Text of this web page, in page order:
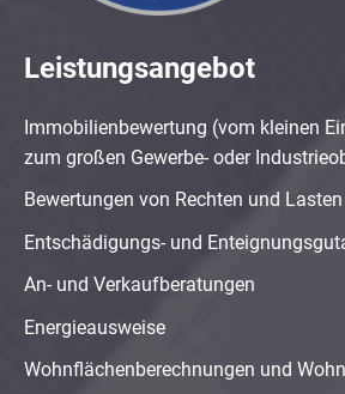
Leistungsangebot
Immobilienbewertung (vom kleinen
zum großen Gewerbe- oder
Bewertungen von Rechten und
Entschädigungs- und
An- und Verkaufberatungen
Energieausweise
Wohnflächenberechnungen und